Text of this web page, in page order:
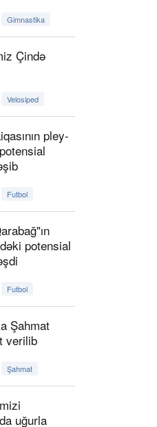
Gimnastika
Çində
Velosiped
pley-
Futbol
potensial
Futbol
Şahmat
verilib
Şahmat
uğurla